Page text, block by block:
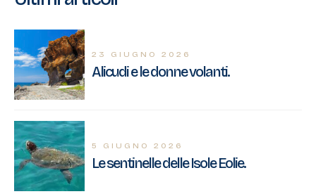
23 GIUGNO 2026
Alicudi e le donne volanti.
5 GIUGNO 2026
Le sentinelle delle Isole Eolie.